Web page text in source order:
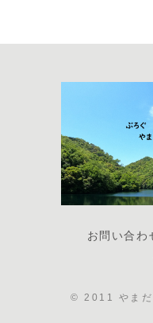
お問い合わ
© 2011 やまだ